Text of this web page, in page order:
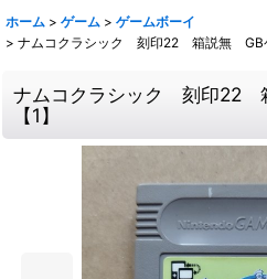
ホーム > ゲーム > ゲームボーイ
> ナムコクラシック 刻印22 箱説無 GB
ナムコクラシック 刻印22
【1】